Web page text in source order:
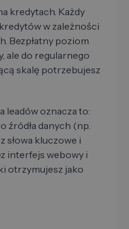
kredytach. Każdy
w zależności
Bezpłatny poziom
ale do regularnego
skalę potrzebujesz
leadów oznacza to:
źródła danych (np.
słowa kluczowe i
interfejs webowy i
otrzymujesz jako